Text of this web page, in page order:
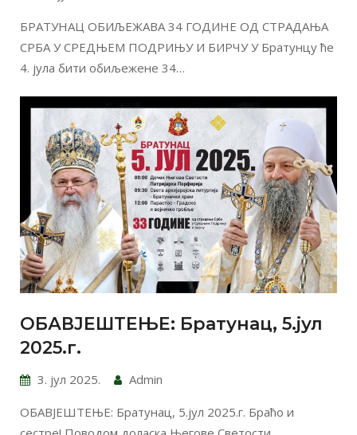
БРАТУНАЦ ОБИЉЕЖАВА 34 ГОДИНЕ ОД СТРАДАЊА
СРБА У СРЕДЊЕМ ПОДРИЊУ И БИРЧУ У Братунцу ће
4. јула бити обиљежене 34…
ОБАВЈЕШТЕЊЕ: Братунац, 5.јул
2025.г.
3. јул 2025. Admin
ОБАВЈЕШТЕЊЕ: Братунац, 5.јул 2025.г. Браћо и